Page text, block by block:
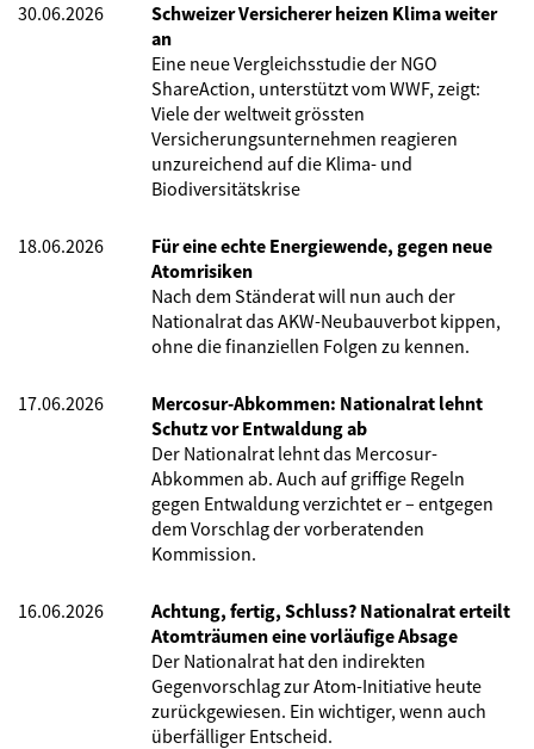
30.06.2026
Schweizer Versicherer heizen Klima weiter
an
Eine neue Vergleichsstudie der NGO
ShareAction, unterstützt vom WWF, zeigt:
Viele der weltweit grössten
Versicherungsunternehmen reagieren
unzureichend auf die Klima- und
Biodiversitätskrise
18.06.2026
Für eine echte Energiewende, gegen neue
Atomrisiken
Nach dem Ständerat will nun auch der
Nationalrat das AKW-Neubauverbot kippen,
ohne die finanziellen Folgen zu kennen.
17.06.2026
Mercosur-Abkommen: Nationalrat lehnt
Schutz vor Entwaldung ab
Der Nationalrat lehnt das Mercosur-
Abkommen ab. Auch auf griffige Regeln
gegen Entwaldung verzichtet er – entgegen
dem Vorschlag der vorberatenden
Kommission.
16.06.2026
Achtung, fertig, Schluss? Nationalrat erteilt
Atomträumen eine vorläufige Absage
Der Nationalrat hat den indirekten
Gegenvorschlag zur Atom-Initiative heute
zurückgewiesen. Ein wichtiger, wenn auch
überfälliger Entscheid.